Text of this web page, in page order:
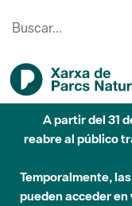
A partir del 31
reabre al público
Temporalmente,
pueden acceder